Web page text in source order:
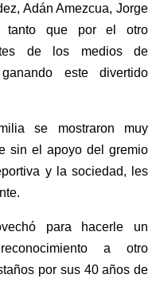
Adán Amezcua, Jorge
tanto que por el otro
de los medios de
este divertido
se mostraron muy
sin el apoyo del gremio
y la sociedad, les
para hacerle un
a otro
por sus 40 años de